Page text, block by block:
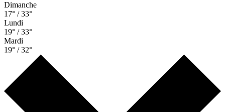
Dimanche
17° / 33°
Lundi
19° / 33°
Mardi
19° / 32°